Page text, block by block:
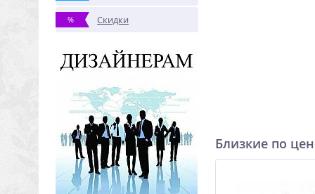
% Скидки
Близкие по